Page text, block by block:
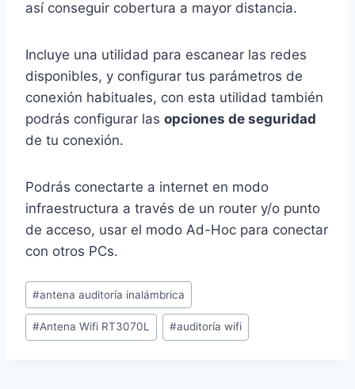
así conseguir cobertura a mayor distancia.
Incluye una utilidad para escanear las redes
disponibles, y configurar tus parámetros de
conexión habituales, con esta utilidad también
podrás configurar las opciones de seguridad
de tu conexión.
Podrás conectarte a internet en modo
infraestructura a través de un router y/o punto
de acceso, usar el modo Ad-Hoc para conectar
con otros PCs.
Etiquetas
de
la
#antena auditoría inalámbrica
#Antena Wifi RT3070L #auditoría wifi